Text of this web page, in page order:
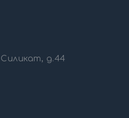
д.44